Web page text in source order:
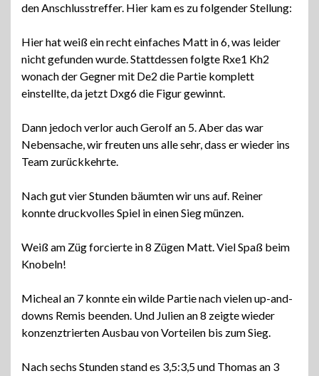
den Anschlusstreffer. Hier kam es zu folgender Stellung:
Hier hat weiß ein recht einfaches Matt in 6, was leider
nicht gefunden wurde. Stattdessen folgte Rxe1 Kh2
wonach der Gegner mit De2 die Partie komplett
einstellte, da jetzt Dxg6 die Figur gewinnt.
Dann jedoch verlor auch Gerolf an 5. Aber das war
Nebensache, wir freuten uns alle sehr, dass er wieder ins
Team zurückkehrte.
Nach gut vier Stunden bäumten wir uns auf. Reiner
konnte druckvolles Spiel in einen Sieg münzen.
Weiß am Züg forcierte in 8 Zügen Matt. Viel Spaß beim
Knobeln!
Micheal an 7 konnte ein wilde Partie nach vielen up-and-
downs Remis beenden. Und Julien an 8 zeigte wieder
konzenztrierten Ausbau von Vorteilen bis zum Sieg.
Nach sechs Stunden stand es 3,5:3,5 und Thomas an 3